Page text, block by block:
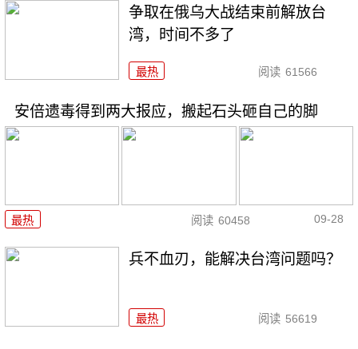
争取在俄乌大战结束前解放台
湾，时间不多了
最热 阅读 61566
安倍遗毒得到两大报应，搬起石头砸自己的脚
最热 阅读 60458 09-28
兵不血刃，能解决台湾问题吗？
最热 阅读 56619